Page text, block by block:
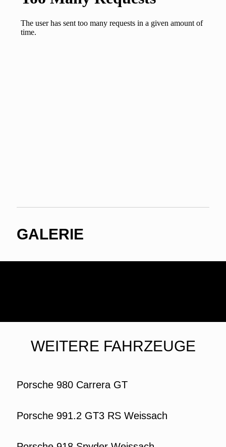
GALERIE
WEITERE FAHRZEUGE
Porsche 980 Carrera GT
Porsche 991.2 GT3 RS Weissach